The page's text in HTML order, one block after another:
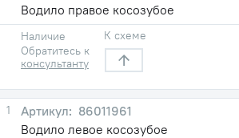
Водило правое косозубое
Наличие
Обратитесь к
консультанту
К схеме
1
86011961
Водило левое косозубое